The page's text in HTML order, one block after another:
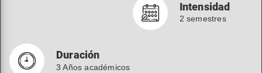
Duración
3 Años académicos
Intensidad
2 semestres